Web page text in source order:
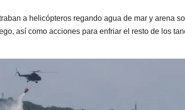
a helicópteros regando agua de mar y arena
así como acciones para enfriar el resto de los